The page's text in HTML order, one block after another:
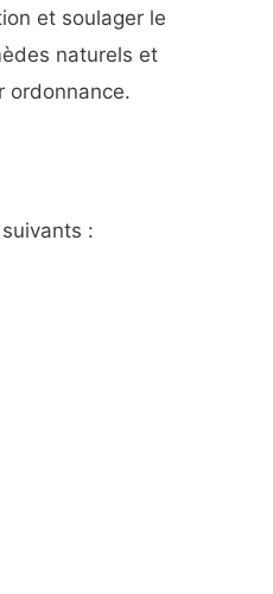
et soulager le
naturels et
ordonnance.
: